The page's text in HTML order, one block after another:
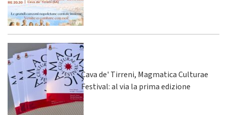
Cava de' Tirreni, Magmatica Culturae
Festival: al via la prima edizione